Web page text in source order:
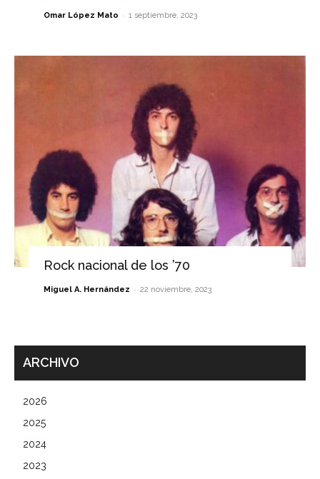
Omar López Mato - 1 septiembre, 2023
Rock nacional de los ’70
Miguel A. Hernández - 22 noviembre, 2023
ARCHIVO
2026
2025
2024
2023